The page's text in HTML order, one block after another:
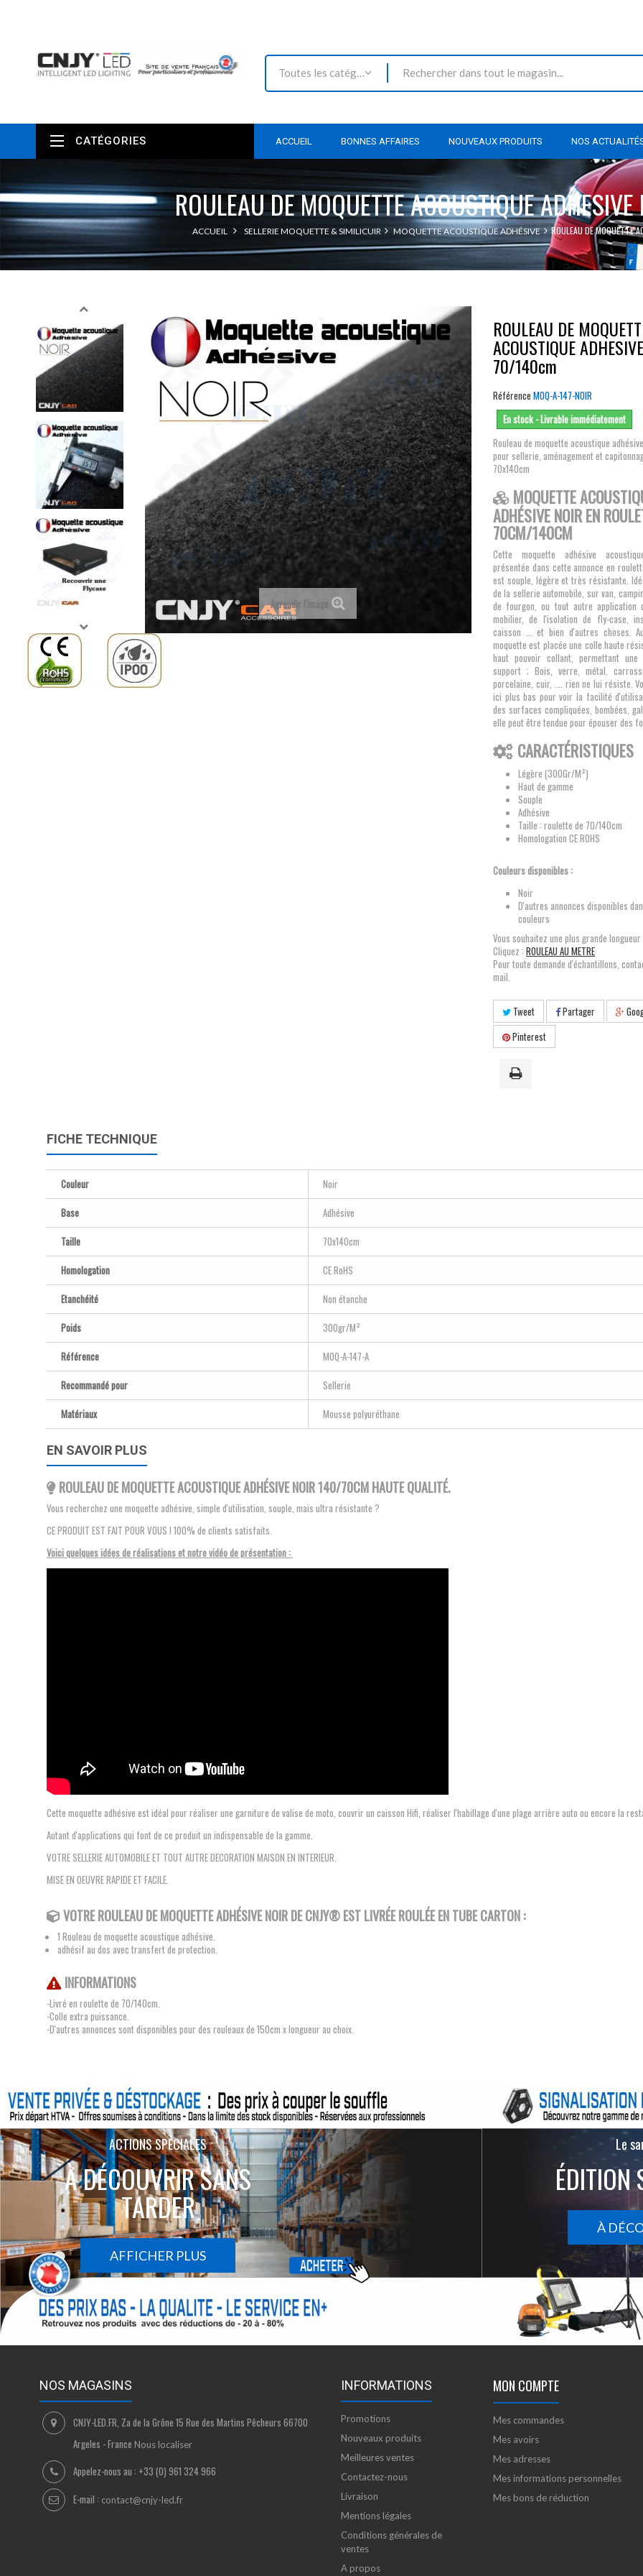
Toutes les catégories
ACCUEIL BONNES AFFAIRES NOUVEAUX PRODUITS NOS
CATÉGORIES
ROULEAU DE MOQUETTE ACOUSTIQUE
ACCUEIL SELLERIE MOQUETTE & SIMILICUIR MOQUETTE ACOUSTIQUE ADHÉSIVE ROULEAU DE MOQUETTE
Agrandir l'image
ROULEAU DE
ACOUSTIQUE
70/140cm
Référence MOQ-A-147-NOIR
En stock - Livrable immédiatement
Rouleau de moquette acoustique
pour sellerie, aménagement et
70x140cm
MOQUETTE
ADHÉSIVE NOIR EN
70CM/140CM
Cette moquette adhésive
présentée dans cette annonce en
est souple, légère et très résistante.
de la sellerie automobile, sur van,
de fourgon, ou tout autre application
mobilier, de l'isolation de fly-case,
caisson ... et bien d'autres choses.
moquette est placée une colle haute
haut pouvoir collant, permettant
support ; Bois, verre, métal,
porcelaine, cuir, .... rien ne lui résiste.
ici plus bas pour voir la facilité
des surfaces compliquées, bombées,
elle peut être tendue pour épouser des
CARACTÉRISTIQUES
Légère (300Gr/M²)
Haut de gamme
Souple
Adhésive
Taille : roulette de 70/140cm
Homologation CE ROHS
Couleurs disponibles :
Noir
D'autres annonces disponibles
couleurs
Vous souhaitez une plus grande longueur
Cliquez : ROULEAU AU METRE
Pour toute demande d'échantillons,
mail.
Tweet Partager
Pinterest
FICHE TECHNIQUE
Couleur
Noir
Base
Adhésive
Taille
70x140cm
Homologation
CE RoHS
Etanchéité
Non étanche
Poids
300gr/M²
Référence
MOQ-A-147-A
Recommandé pour
Sellerie
Matériaux
Mousse polyuréthane
EN SAVOIR PLUS
ROULEAU DE MOQUETTE ACOUSTIQUE ADHÉSIVE NOIR 140/70CM HAUTE QUALITÉ.
Vous recherchez une moquette adhésive, simple d'utilisation, souple, mais ultra résistante ?
CE PRODUIT EST FAIT POUR VOUS ! 100% de clients satisfaits.
Voici quelques idées de réalisations et notre vidéo de présentation :
Cette moquette adhésive est idéal pour réaliser une garniture de valise de moto, couvrir un caisson Hifi, réaliser l'habillage d'une plage arrière auto ou encore la
Autant d'applications qui font de ce produit un indispensable de la gamme.
VOTRE SELLERIE AUTOMOBILE ET TOUT AUTRE DECORATION MAISON EN INTERIEUR.
MISE EN OEUVRE RAPIDE ET FACILE.
VOTRE ROULEAU DE MOQUETTE ADHÉSIVE NOIRDE CNJY®EST LIVRÉE ROULÉE EN TUBE CARTON :
1 Rouleau de moquette acoustique adhésive.
adhésif au dos avec transfert de protection.
INFORMATIONS
-Livré en roulette de 70/140cm.
-Colle extra puissance.
-D'autres annonces sont disponibles pour des rouleaux de 150cm x longueur au choix.
ACTIONS SPÉCIALES
À DÉCOUVRIR SANS
TARDER
AFFICHER PLUS
Le
ÉDITION
À
NOS MAGASINS
CNJY-LED.FR, Za de la Grône 15 Rue des Martins Pêcheurs 66700
Argeles - France Nous localiser
Appelez-nous au : +33 (0) 961 324 966
E-mail : contact@cnjy-led.fr
INFORMATIONS
Promotions
Nouveaux produits
Meilleures ventes
Contactez-nous
Livraison
Mentions légales
Conditions générales de
ventes
A propos
MON COMPTE
Mes commandes
Mes avoirs
Mes adresses
Mes informations personnelles
Mes bons de réduction